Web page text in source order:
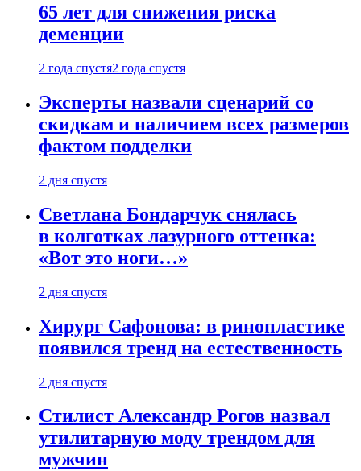
65 лет для снижения риска
деменции
2 года спустя2 года спустя
Эксперты назвали сценарий со
скидкам и наличием всех размеров
фактом подделки
2 дня спустя
Светлана Бондарчук снялась
в колготках лазурного оттенка:
«Вот это ноги…»
2 дня спустя
Хирург Сафонова: в ринопластике
появился тренд на естественность
2 дня спустя
Стилист Александр Рогов назвал
утилитарную моду трендом для
мужчин